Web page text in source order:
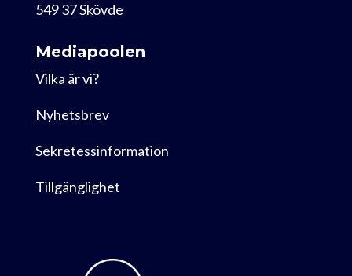
549 37 Skövde
Mediapoolen
Vilka är vi?
Nyhetsbrev
Sekretessinformation
Tillgänglighet